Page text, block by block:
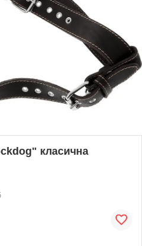
класична